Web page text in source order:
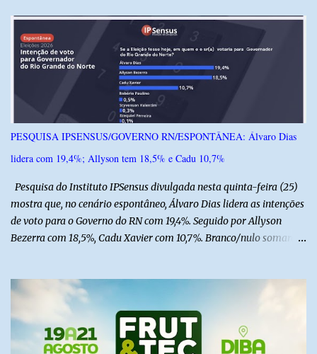
r
i
o
PESQUISA IPSENSUS/GOVERNO RN/ESPONTÂNEA: Álvaro Dias
lidera com 19,4%; Allyson tem 18,5% e Cadu 10,7%
Pesquisa do Instituto IPSensus divulgada nesta quinta-feira (25)
mostra que, no cenário espontâneo, Álvaro Dias lidera as intenções
de voto para o Governo do RN com 19,4%. Seguido por Allyson
Bezerra com 18,5%, Cadu Xavier com 10,7%. Branco/nulo somaram
do Norte entre os dias 18 e 22 de junho de 2026. O levantamento
possui margem de erro de 2,5 pontos percentuais e nível de
confiança de 95%. Registro no TSE: RN-09520/2026